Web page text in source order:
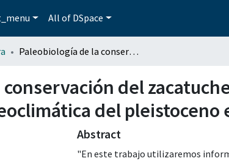
All of DSpace
Paleobiología de la conservación del zacatuche (Romerolagus diazi) y su uso en la reconstrucción paleoclimática del pleistoceno en Valsequillo, Puebla
del
del pleistoceno
Abstract
"En este trabajo utilizaremos